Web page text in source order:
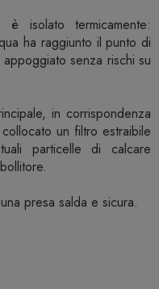
isolato termicamente:
ha raggiunto il punto di
senza rischi su
in corrispondenza
un filtro estraibile
particelle di calcare
presa salda e sicura.